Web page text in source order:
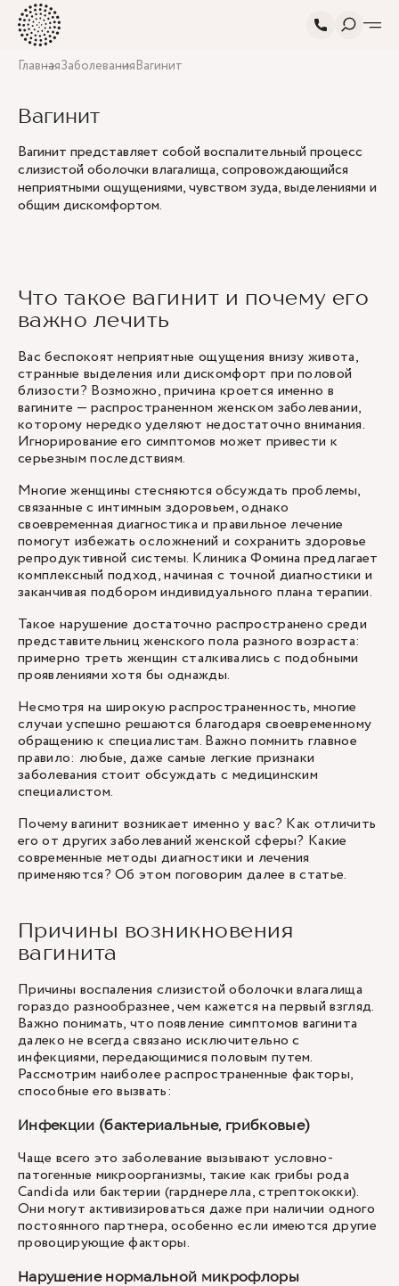
ГлавнаяЗаболеванияВагинит
Вагинит
Вагинит представляет собой воспалительный процесс
слизистой оболочки влагалища, сопровождающийся
неприятными ощущениями, чувством зуда, выделениями и
общим дискомфортом.
Что такое вагинит и почему его
важно лечить
Вас беспокоят неприятные ощущения внизу живота,
странные выделения или дискомфорт при половой
близости? Возможно, причина кроется именно в
вагините — распространенном женском заболевании,
которому нередко уделяют недостаточно внимания.
Игнорирование его симптомов может привести к
серьезным последствиям.
Многие женщины стесняются обсуждать проблемы,
связанные с интимным здоровьем, однако
своевременная диагностика и правильное лечение
помогут избежать осложнений и сохранить здоровье
репродуктивной системы. Клиника Фомина предлагает
комплексный подход, начиная с точной диагностики и
заканчивая подбором индивидуального плана терапии.
Такое нарушение достаточно распространено среди
представительниц женского пола разного возраста:
примерно треть женщин сталкивались с подобными
проявлениями хотя бы однажды.
Несмотря на широкую распространенность, многие
случаи успешно решаются благодаря своевременному
обращению к специалистам. Важно помнить главное
правило: любые, даже самые легкие признаки
заболевания стоит обсуждать с медицинским
специалистом.
Почему вагинит возникает именно у вас? Как отличить
его от других заболеваний женской сферы? Какие
современные методы диагностики и лечения
применяются? Об этом поговорим далее в статье.
Причины возникновения
вагинита
Причины воспаления слизистой оболочки влагалища
гораздо разнообразнее, чем кажется на первый взгляд.
Важно понимать, что появление симптомов вагинита
далеко не всегда связано исключительно с
инфекциями, передающимися половым путем.
Рассмотрим наиболее распространенные факторы,
способные его вызвать:
Инфекции (бактериальные, грибковые)
Чаще всего это заболевание вызывают условно-
патогенные микроорганизмы, такие как грибы рода
Candida или бактерии (гарднерелла, стрептококки).
Они могут активизироваться даже при наличии одного
постоянного партнера, особенно если имеются другие
провоцирующие факторы.
Нарушение нормальной микрофлоры